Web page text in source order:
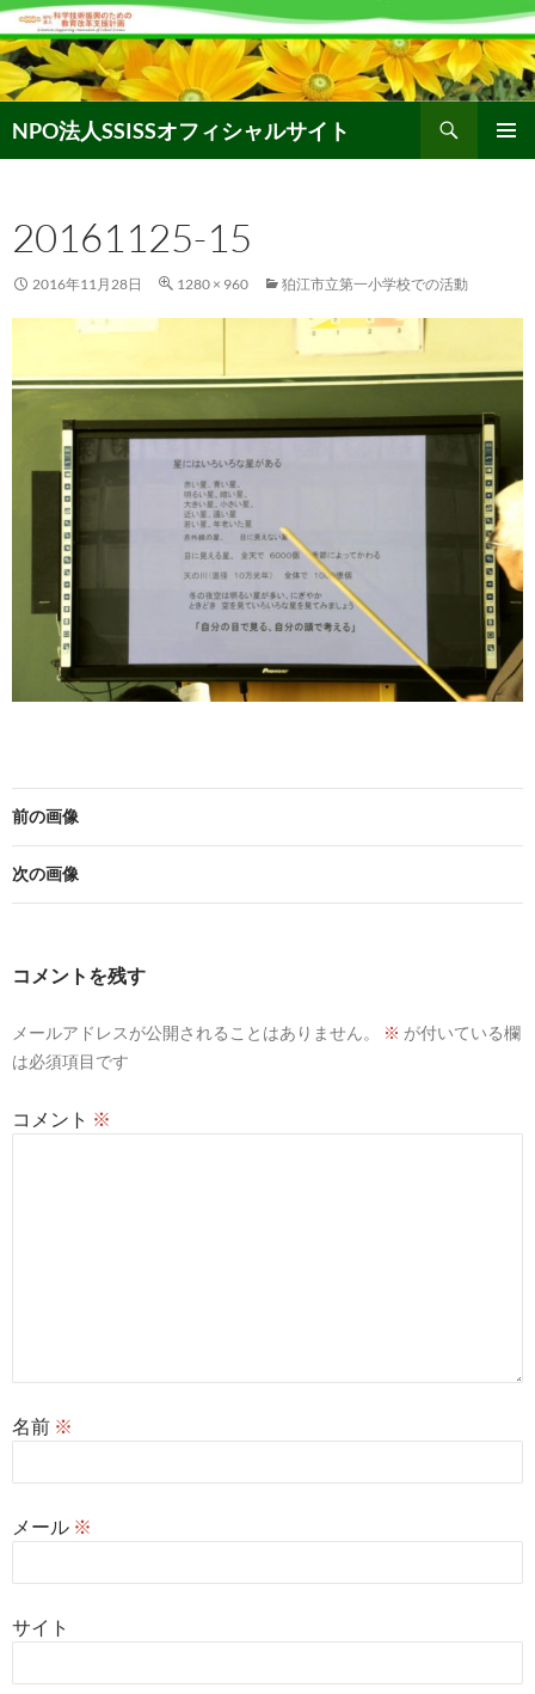
コ
ン
テ
ン
ツ
へ
ッ
NPO法人SSISSオフィシャルサイト
索
20161125-15
2016年11月28日 1280 × 960 狛江市立第一小学校での活動
前の画像
次の画像
コメントを残す
メールアドレスが公開されることはありません。 ※ が付いている欄
は必須項目です
コメント ※
名前 ※
メール ※
サイト